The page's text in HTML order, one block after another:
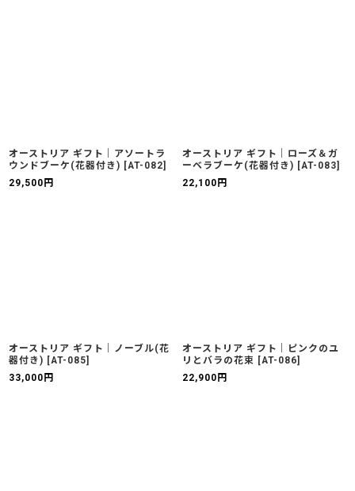
オーストリア ギフト｜アソートラ
ウンドブーケ(花器付き) [AT-082]
29,500 円
オーストリア ギフト｜ローズ＆ガ
ーベラブーケ(花器付き) [AT-083]
22,100 円
オーストリア ギフト｜ノーブル(花
器付き) [AT-085]
33,000 円
オーストリア ギフト｜ピンクのユ
リとバラの花束 [AT-086]
22,900 円